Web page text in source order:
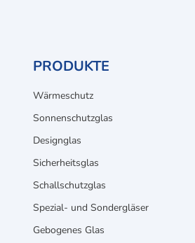
PRODUKTE
Wärmeschutz
Sonnenschutzglas
Designglas
Sicherheitsglas
Schallschutzglas
Spezial- und Sondergläser
Gebogenes Glas